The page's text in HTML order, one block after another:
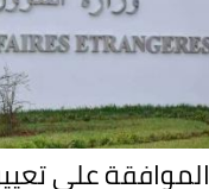
الموافقة على